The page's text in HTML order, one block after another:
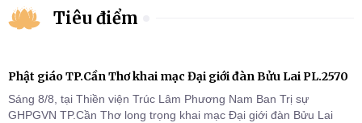
Tiêu điểm
Phật giáo TP.Cần Thơ khai mạc Đại giới đàn Bửu Lai PL.2570
Sáng 8/8, tại Thiền viện Trúc Lâm Phương Nam Ban Trị sự
GHPGVN TP.Cần Thơ long trọng khai mạc Đại giới đàn Bửu Lai